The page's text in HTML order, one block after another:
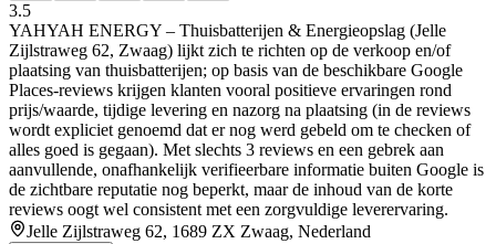
3.5
YAHYAH ENERGY – Thuisbatterijen & Energieopslag (Jelle
Zijlstraweg 62, Zwaag) lijkt zich te richten op de verkoop en/of
plaatsing van thuisbatterijen; op basis van de beschikbare Google
Places-reviews krijgen klanten vooral positieve ervaringen rond
prijs/waarde, tijdige levering en nazorg na plaatsing (in de reviews
wordt expliciet genoemd dat er nog werd gebeld om te checken of
alles goed is gegaan). Met slechts 3 reviews en een gebrek aan
aanvullende, onafhankelijk verifieerbare informatie buiten Google is
de zichtbare reputatie nog beperkt, maar de inhoud van de korte
reviews oogt wel consistent met een zorgvuldige leverervaring.
Jelle Zijlstraweg 62, 1689 ZX Zwaag, Nederland